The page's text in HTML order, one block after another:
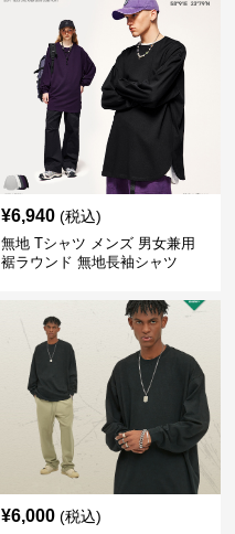
¥6,940 (税込)
無地 Tシャツ メンズ 男女兼用
裾ラウンド 無地長袖シャツ
¥6,000 (税込)